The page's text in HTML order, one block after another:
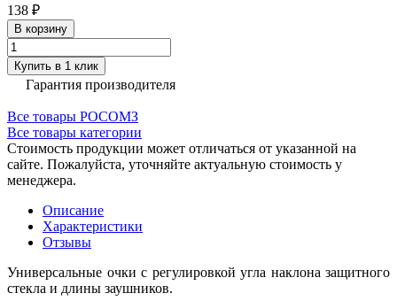
138 ₽
В корзину
Купить в 1 клик
Гарантия производителя
Все товары РОСОМЗ
Все товары категории
Стоимость продукции может отличаться от указанной на
сайте. Пожалуйста, уточняйте актуальную стоимость у
менеджера.
Описание
Характеристики
Отзывы
Универсальные очки с регулировкой угла наклона защитного
стекла и длины заушников.